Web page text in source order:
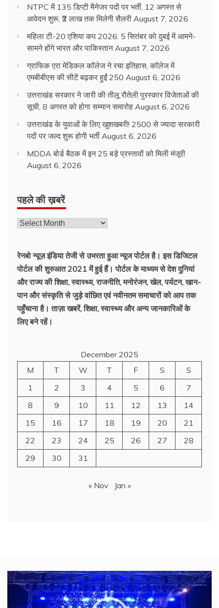
NTPC में 135 डिप्टी मैनेजर पदों पर भर्ती, 12 अगस्त से
आवेदन शुरू, ₹2 लाख तक मिलेगी सैलरी August 7, 2026
महिला टी-20 एशिया कप 2026: 5 सितंबर को दुबई में आमने-
सामने होंगे भारत और पाकिस्तान August 7, 2026
ग्राफिक एरा मेडिकल कॉलेज ने रचा इतिहास, कॉलेज में
एमबीबीएस की सीटें बढ़कर हुईं 250 August 6, 2026
उत्तराखंड सरकार ने जारी की तीलू रौतेली पुरस्कार विजेताओं की
सूची, 8 अगस्त को होगा सम्मान समारोह August 6, 2026
उत्तराखंड के युवाओं के लिए खुशखबरी! 2500 से ज्यादा सरकारी
पदों पर जल्द शुरू होगी भर्ती August 6, 2026
MDDA बोर्ड बैठक में इन 25 बड़े प्रस्तावों को मिली मंजूरी
August 6, 2026
पहले की ख़बरें
पहले
रेनबो न्यूज़ इंडिया तेजी से उभरता हुआ न्‍यूज पोर्टल है। इस डिजिटल
पोर्टल की शुरुआत 2021 में हुई हैं। पोर्टल के माध्यम से देश दुनियां
और राज्य की शिक्षा, स्वास्थ्य, राजनीति, मनोरंजन, खेल, पर्यटन, खान-
पान और संस्कृति से जुड़े वांछित एवं नवीनतम समाचारों को आप तक
पहुँचाना है। ताज़ा खबरें, शिक्षा, स्वास्थ्य और अन्य जानकारिओं के
लिए बने रहें।
December 2025
M
T W T F S
S
1
2 3 4 5 6
7
8
9 10 11 12 13
14
15
16 17 18 19 20
21
22
23 24 25 26 27
28
29
30 31
« Nov Jan »
Video
Player